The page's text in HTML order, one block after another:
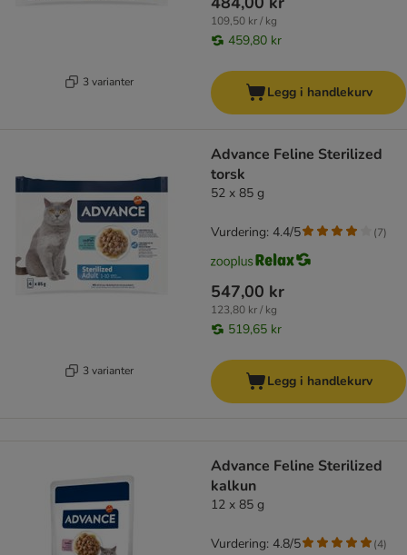
3 varianter
109,50 kr / kg
459,80 kr
Legg i handlekurv
3 varianter
Advance Feline Sterilized
torsk
52 x 85 g
547,00 kr
123,80 kr / kg
519,65 kr
Vurdering: 4.4/5 (7)
Legg i handlekurv
Advance Feline Sterilized
kalkun
12 x 85 g
Vurdering: 4.8/5 (4)